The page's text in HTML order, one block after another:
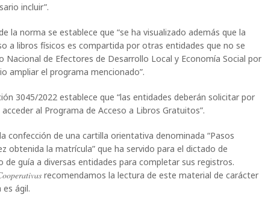
incluir”.
la norma se establece que “se ha visualizado además que la
a libros físicos es compartida por otras entidades que no se
Nacional de Efectores de Desarrollo Local y Economía Social por
ampliar el programa mencionado”.
3045/2022 establece que “las entidades deberán solicitar por
al Programa de Acceso a Libros Gratuitos”.
confección de una cartilla orientativa denominada “Pasos
obtenida la matrícula” que ha servido para el dictado de
de guía a diversas entidades para completar sus registros.
recomendamos la lectura de este material de carácter
ágil.